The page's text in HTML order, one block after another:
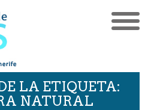
LA ETIQUETA:
NATURAL